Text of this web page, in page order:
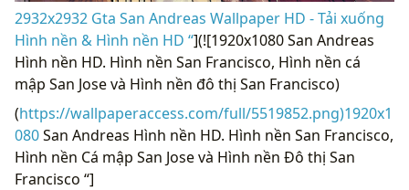
2932x2932 Gta San Andreas Wallpaper HD - Tải xuống
Hình nền & Hình nền HD “](![1920x1080 San Andreas
Hình nền HD. Hình nền San Francisco, Hình nền cá
mập San Jose và Hình nền đô thị San Francisco)
(https://wallpaperaccess.com/full/5519852.png)1920x1
080San Andreas Hình nền HD. Hình nền San Francisco,
Hình nền Cá mập San Jose và Hình nền Đô thị San
Francisco “]